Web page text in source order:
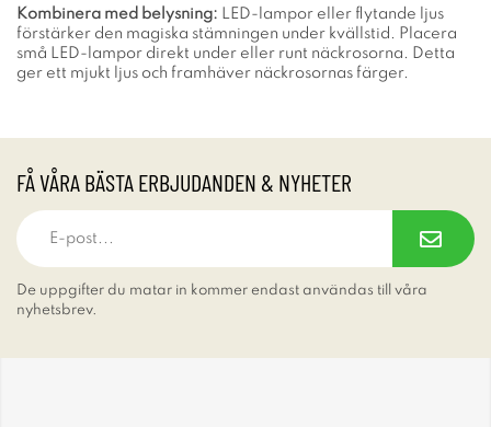
Kombinera med belysning: LED-lampor eller flytande ljus
förstärker den magiska stämningen under kvällstid. Placera
små LED-lampor direkt under eller runt näckrosorna. Detta
ger ett mjukt ljus och framhäver näckrosornas färger.
FÅ VÅRA BÄSTA ERBJUDANDEN & NYHETER
De uppgifter du matar in kommer endast användas till våra
nyhetsbrev.